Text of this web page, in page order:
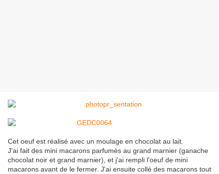
Cet oeuf est réalisé avec un moulage en chocolat au lait.
J'ai fait des mini macarons parfumés au grand marnier (ganache
chocolat noir et grand marnier), et j'ai rempli l'oeuf de mini
macarons avant de le fermer. J'ai ensuite collé des macarons tout